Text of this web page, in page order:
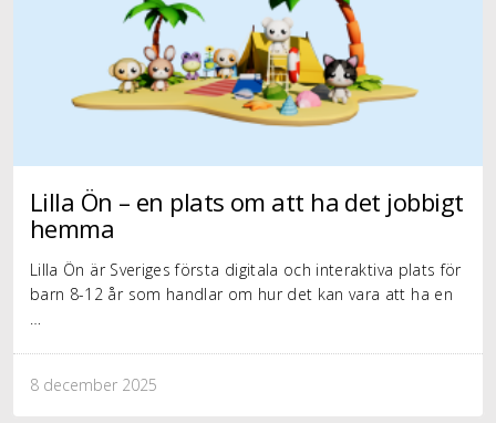
Lilla Ön – en plats om att ha det jobbigt
hemma
Lilla Ön är Sveriges första digitala och interaktiva plats för
barn 8-12 år som handlar om hur det kan vara att ha en
8 december 2025